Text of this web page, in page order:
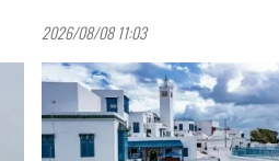
2026/08/08 11:03